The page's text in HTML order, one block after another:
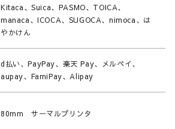
Kitaca、Suica、PASMO、TOICA、
manaca、ICOCA、SUGOCA、nimoca、は
やかけん
d払い、PayPay、楽天 Pay、メルペイ、
aupay、FamiPay、Alipay
80mm サーマルプリンタ